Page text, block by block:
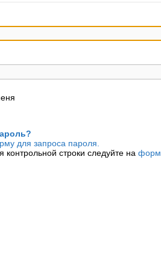
для запроса пароля.
контрольной строки следуйте на